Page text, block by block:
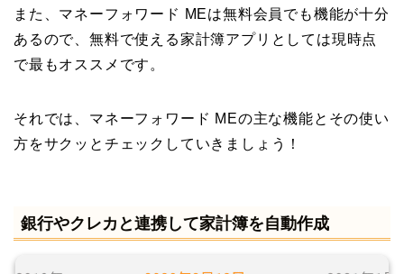
また、マネーフォワード MEは無料会員でも機能が十分
あるので、無料で使える家計簿アプリとしては現時点
で最もオススメです。
それでは、マネーフォワード MEの主な機能とその使い
方をサクッとチェックしていきましょう！
銀行やクレカと連携して家計簿を自動作成